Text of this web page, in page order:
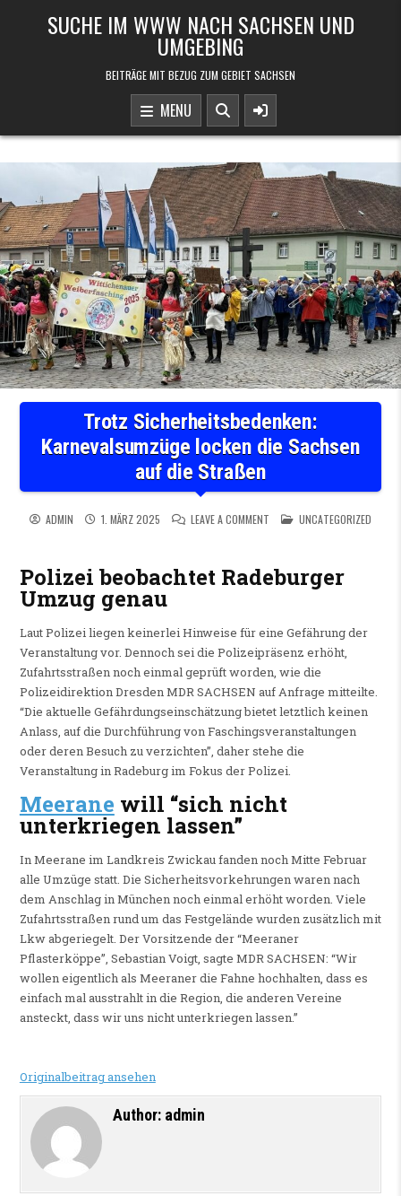
SUCHE IM WWW NACH SACHSEN UND
UMGEBING
BEITRÄGE MIT BEZUG ZUM GEBIET SACHSEN
MENU
Trotz Sicherheitsbedenken:
Karnevalsumzüge locken die Sachsen
auf die Straßen
ADMIN 1. MÄRZ 2025 LEAVE A COMMENT ON TROTZPOSTED IN
UNCATEGORIZED
Polizei beobachtet Radeburger
Umzug genau
Laut Polizei liegen keinerlei Hinweise für eine Gefährung der
Veranstaltung vor. Dennoch sei die Polizeipräsenz erhöht,
Zufahrtsstraßen noch einmal geprüft worden, wie die
Polizeidirektion Dresden MDR SACHSEN auf Anfrage mitteilte.
“Die aktuelle Gefährdungseinschätzung bietet letztlich keinen
Anlass, auf die Durchführung von Faschingsveranstaltungen
oder deren Besuch zu verzichten”, daher stehe die
Veranstaltung in Radeburg im Fokus der Polizei.
Meerane will “sich nicht
unterkriegen lassen”
In Meerane im Landkreis Zwickau fanden noch Mitte Februar
alle Umzüge statt. Die Sicherheitsvorkehrungen waren nach
dem Anschlag in München noch einmal erhöht worden. Viele
Zufahrtsstraßen rund um das Festgelände wurden zusätzlich mit
Lkw abgeriegelt. Der Vorsitzende der “Meeraner
Pflasterköppe”, Sebastian Voigt, sagte MDR SACHSEN: “Wir
wollen eigentlich als Meeraner die Fahne hochhalten, dass es
einfach mal ausstrahlt in die Region, die anderen Vereine
ansteckt, dass wir uns nicht unterkriegen lassen.”
Originalbeitrag ansehen
Author: admin